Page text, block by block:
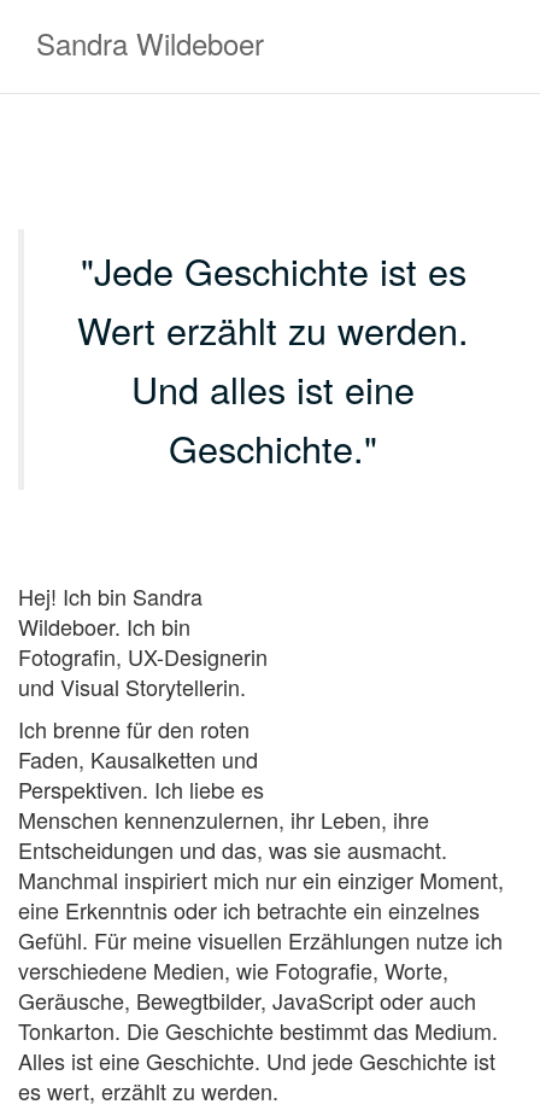
Inhalt
springenSandra Wildeboer
Jede Geschichte ist es
Wert erzählt zu werden.
Und alles ist eine
Geschichte.
Hej! Ich bin Sandra
Wildeboer. Ich bin
Fotografin, UX-Designerin
und Visual Storytellerin.
Ich brenne für den roten
Faden, Kausalketten und
Perspektiven. Ich liebe es
Menschen kennenzulernen, ihr Leben, ihre
Entscheidungen und das, was sie ausmacht.
Manchmal inspiriert mich nur ein einziger Moment,
eine Erkenntnis oder ich betrachte ein einzelnes
Gefühl. Für meine visuellen Erzählungen nutze ich
verschiedene Medien, wie Fotografie, Worte,
Geräusche, Bewegtbilder, JavaScript oder auch
Tonkarton. Die Geschichte bestimmt das Medium.
Alles ist eine Geschichte. Und jede Geschichte ist
es wert, erzählt zu werden.